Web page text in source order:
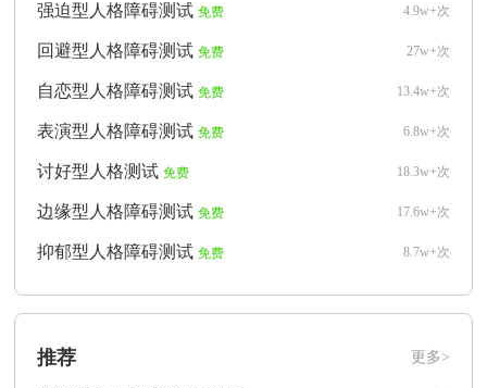
4.9w+次
强迫型人格障碍测试 免费
27w+次
回避型人格障碍测试 免费
13.4w+次
自恋型人格障碍测试 免费
6.8w+次
表演型人格障碍测试 免费
18.3w+次
讨好型人格测试 免费
17.6w+次
边缘型人格障碍测试 免费
8.7w+次
抑郁型人格障碍测试 免费
更多>
推荐